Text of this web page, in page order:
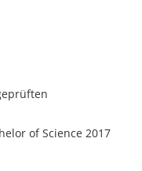
of Science 2017